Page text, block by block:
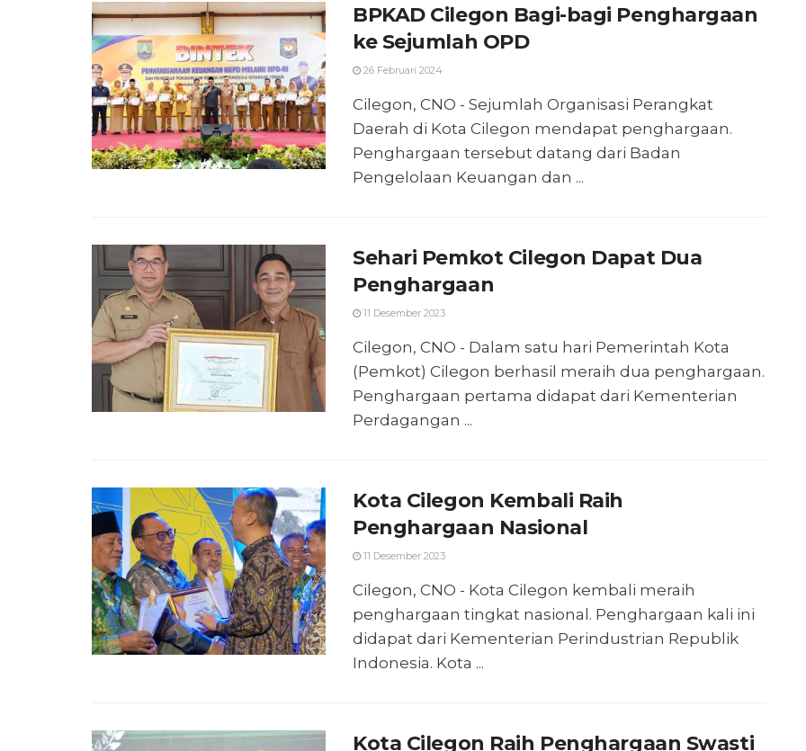
BPKAD Cilegon Bagi-bagi Penghargaan
ke Sejumlah OPD
26 Februari 2024
Cilegon, CNO - Sejumlah Organisasi Perangkat
Daerah di Kota Cilegon mendapat penghargaan.
Penghargaan tersebut datang dari Badan
Pengelolaan Keuangan dan ...
Sehari Pemkot Cilegon Dapat Dua
Penghargaan
11 Desember 2023
Cilegon, CNO - Dalam satu hari Pemerintah Kota
(Pemkot) Cilegon berhasil meraih dua penghargaan.
Penghargaan pertama didapat dari Kementerian
Perdagangan ...
Kota Cilegon Kembali Raih
Penghargaan Nasional
11 Desember 2023
Cilegon, CNO - Kota Cilegon kembali meraih
penghargaan tingkat nasional. Penghargaan kali ini
didapat dari Kementerian Perindustrian Republik
Indonesia. Kota ...
Kota Cilegon Raih Penghargaan Swasti